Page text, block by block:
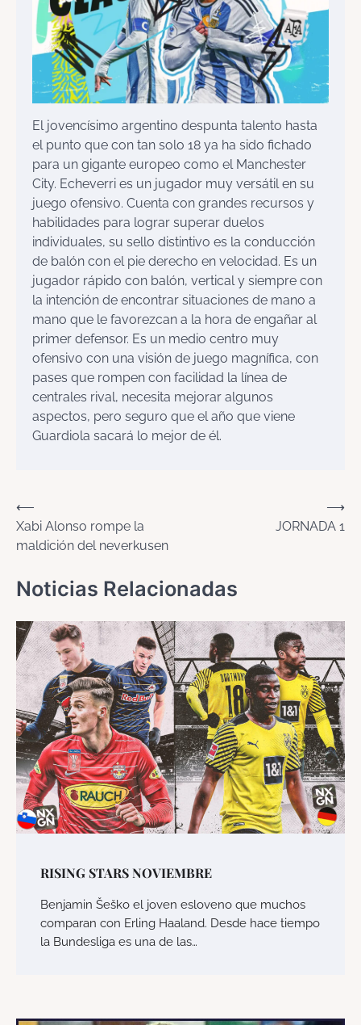
El jovencísimo argentino despunta talento hasta
el punto que con tan solo 18 ya ha sido fichado
para un gigante europeo como el Manchester
City. Echeverri es un jugador muy versátil en su
juego ofensivo. Cuenta con grandes recursos y
habilidades para lograr superar duelos
individuales, su sello distintivo es la conducción
de balón con el pie derecho en velocidad. Es un
jugador rápido con balón, vertical y siempre con
la intención de encontrar situaciones de mano a
mano que le favorezcan a la hora de engañar al
primer defensor. Es un medio centro muy
ofensivo con una visión de juego magnífica, con
pases que rompen con facilidad la línea de
centrales rival, necesita mejorar algunos
aspectos, pero seguro que el año que viene
Guardiola sacará lo mejor de él.
Navegación
de
⟵
Xabi Alonso rompe la
maldición del neverkusen
JORNADA 1
⟶
Noticias Relacionadas
RISING STARS NOVIEMBRE
Benjamin Šeško el joven esloveno que muchos
comparan con Erling Haaland. Desde hace tiempo
la Bundesliga es una de las…